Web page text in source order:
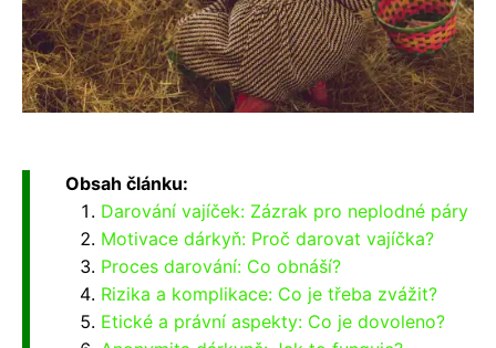
Obsah článku:
Darování vajíček: Zázrak pro neplodné páry
Motivace dárkyň: Proč darovat vajíčka?
Proces darování: Co obnáší?
Rizika a komplikace: Co je třeba zvážit?
Etické a právní aspekty: Co je dovoleno?